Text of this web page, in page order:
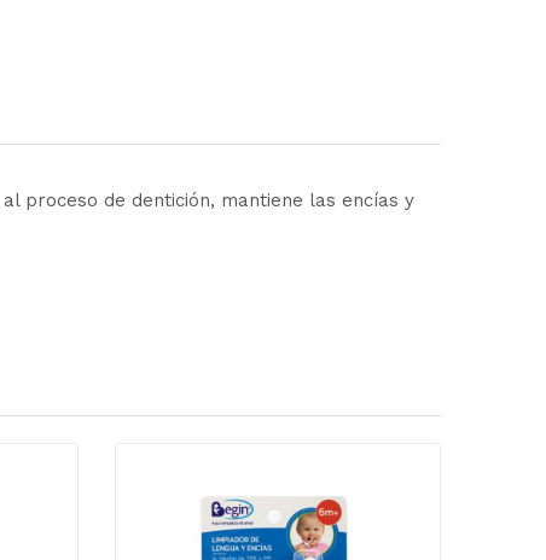
proceso de dentición, mantiene las encías y